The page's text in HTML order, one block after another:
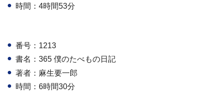
時間：4時間53分
番号：1213
書名：365 僕のたべもの日記
著者：麻生要一郎
時間：6時間30分